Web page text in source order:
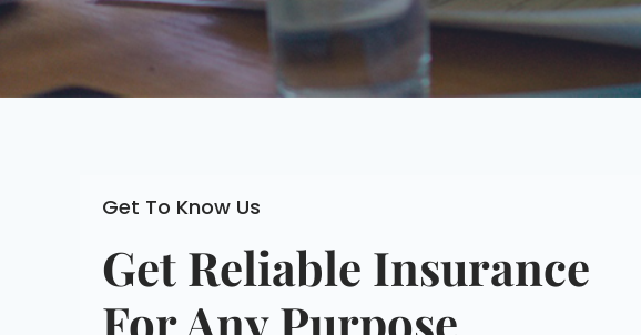
Get To Know Us
Get Reliable Insurance